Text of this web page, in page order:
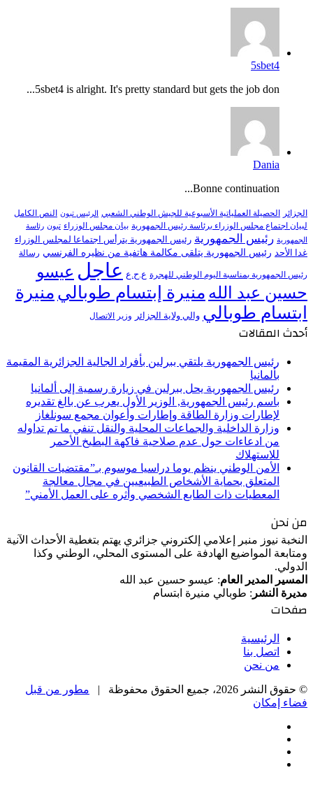
5sbet4
5sbet4 is alright. It's pretty standard but gets the job don...
Dania
Bonne continuation...
الجزائر الحصيلة العملياتية الأسبوعية للجيش الوطني الشعبي الرئيس تبون النص الكامل
لبيان اجتماع مجلس الوزراء برئاسة رئيس الجمهورية بيان مجلس الوزراء تبون رئاسة
الجمهورية رئيس الجمهورية رئيس الجمهورية يترأس اجتماعا لمجلس الوزراء
غدا الأحد رئيس الجمهورية يتلقى مكالمة هاتفية من نظيره الفرنسي رسالة
رئيس الجمهورية بمناسبة اليوم الوطني للهجرة ع.ح.ع عاجل عيسو
حسين عبد الله منيرة إبتسام طوبالي منيرة
ابتسام طوبالي والي ولاية الجزائر وزير الاتصال
أحدث المقالات
رئيس الجمهورية يلتقي ببرلين بأفراد الجالية الجزائرية المقيمة
بألمانيا
رئيس الجمهورية يحل ببرلين في زيارة رسمية إلى ألمانيا
باسم رئيس الجمهورية, الوزير الأول يعرب عن بالغ تقديره
لإطارات وزارة الطاقة وإطارات وأعوان مجمع سونلغاز
وزارة الداخلية والجماعات المحلية والنقل تنفي ما تم تداوله
من ادعاءات حول عدم صلاحية فاكهة البطيخ الأحمر
للاستهلاك
الأمن الوطني ينظم يوما دراسيا موسوم بـ”مقتضيات القانون
المتعلق بحماية الأشخاص الطبيعيين في مجال معالجة
المعطيات ذات الطابع الشخصي وأثره على العمل الأمني”
من نحن
النخبة نيوز منبر إعلامي إلكتروني جزائري يهتم بتغطية الأحداث الآنية
ومتابعة المواضيع الهادفة على المستوى المحلي، الوطني وكذا
الدولي.
المسير المدير العام: عيسو حسين عبد الله
مديرة النشر : طوبالي منيرة ابتسام
صفحات
الرئيسية
اتصل بنا
من نحن
© حقوق النشر 2026، جميع الحقوق محفوظة |
مطور من قبل
فضاء إمكان